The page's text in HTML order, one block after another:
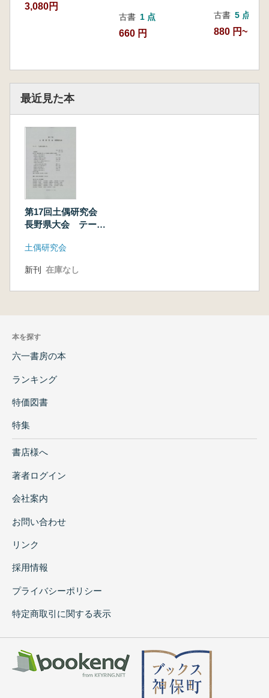
3,080円
古書 1 点
660 円
古書 5 点
880 円~
最近見た本
第17回土偶研究会
長野県大会 テーマ:
土偶研究会
新刊 在庫なし
本を探す
六一書房の本
ランキング
特価図書
特集
書店様へ
著者ログイン
会社案内
お問い合わせ
リンク
採用情報
プライバシーポリシー
特定商取引に関する表示